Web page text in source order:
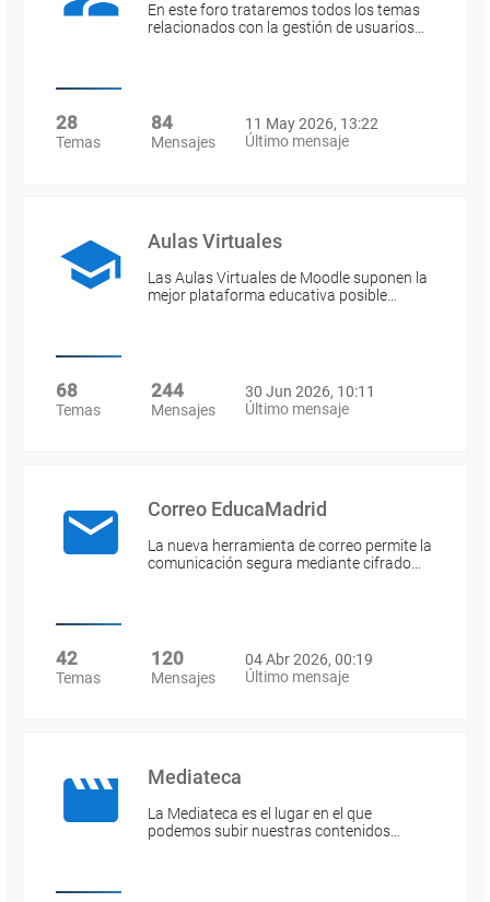
En este foro trataremos todos los temas
relacionados con la gestión de usuarios…
28
Temas
84
Mensajes
11 May 2026, 13:22
Último mensaje
Aulas Virtuales
Las Aulas Virtuales de Moodle suponen la
mejor plataforma educativa posible…
68
Temas
244
Mensajes
30 Jun 2026, 10:11
Último mensaje
Correo EducaMadrid
La nueva herramienta de correo permite la
comunicación segura mediante cifrado…
42
Temas
120
Mensajes
04 Abr 2026, 00:19
Último mensaje
Mediateca
La Mediateca es el lugar en el que
podemos subir nuestras contenidos…